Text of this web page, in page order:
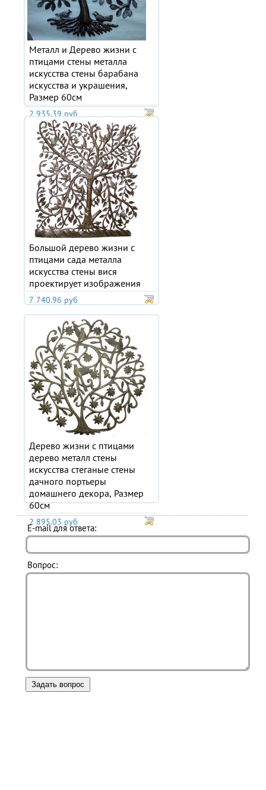
Металл и Дерево жизни с
птицами стены металла
искусства стены барабана
искусства и украшения,
Размер 60см
2 935.39 руб
Большой дерево жизни с
птицами сада металла
искусства стены вися
проектирует изображения
7 740.96 руб
Дерево жизни с птицами
дерево металл стены
искусства стеганые стены
дачного портьеры
домашнего декора, Размер
60см
2 895.03 руб
E-mail для ответа:
Вопрос: